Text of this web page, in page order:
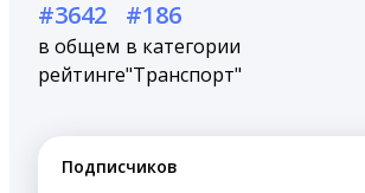
#3642
в общем
рейтинге
#186
в категории
"Транспорт"
Подписчиков